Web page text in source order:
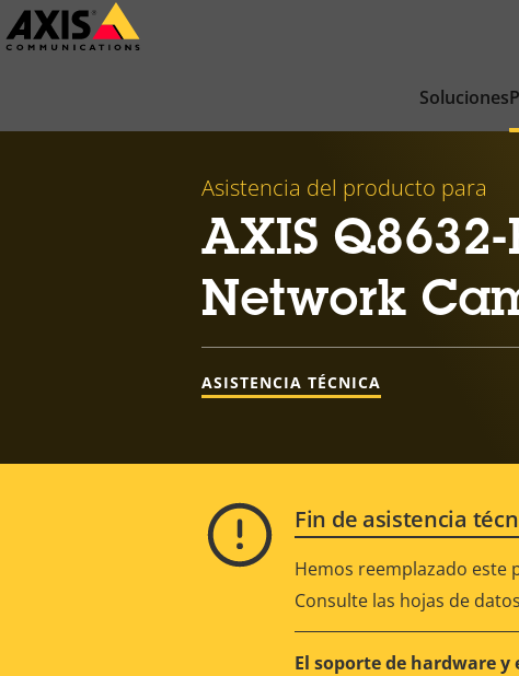
Saltar
al
Soluciones
Asistencia del producto para
AXIS
Network
ASISTENCIA TÉCNICA
Fin de asistencia
Hemos reemplazado este
Consulte las hojas de
El soporte de hardware y